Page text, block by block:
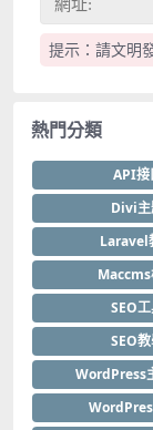
提示：請文明
熱門分類
API接
Divi主
Laravel
SEO
SEO
WordPress